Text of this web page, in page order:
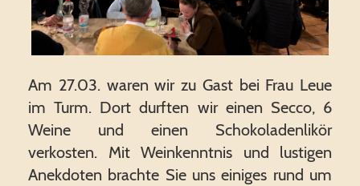
Am 27.03. waren wir zu Gast bei Frau Leue
im Turm. Dort durften wir einen Secco, 6
Weine und einen Schokoladenlikör
verkosten. Mit Weinkenntnis und lustigen
Anekdoten brachte Sie uns einiges rund um